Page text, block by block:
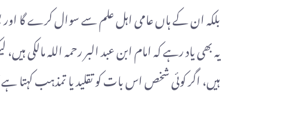
بلکہ ان کے ہاں عامی اہل علم سے سوال کرے گا اور بس۔
یہ بھی یاد رہے کہ امام ابن عبد البر رحمہ اللہ
ہیں، اگر کوئی شخص اس بات کو تقلید یا تمذہب کہتا ہے